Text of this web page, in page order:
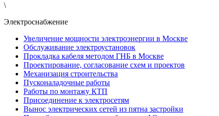
\
Электроснабжение
Увеличение мощности электроэнергии в Москве
Обслуживание электроустановок
Прокладка кабеля методом ГНБ в Москве
Проектирование, согласование схем и проектов
Механизация строительства
Пусконаладочные работы
Работы по монтажу КТП
Присоединение к электросетям
Вынос электрических сетей из пятна застройки